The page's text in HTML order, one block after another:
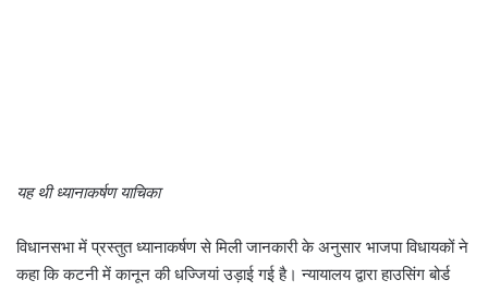
यह थी ध्यानाकर्षण याचिका
विधानसभा में प्रस्तुत ध्यानाकर्षण से मिली जानकारी के अनुसार भाजपा विधायकों ने
कहा कि कटनी में कानून की धज्जियां उड़ाई गई है। न्यायालय द्वारा हाउसिंग बोर्ड